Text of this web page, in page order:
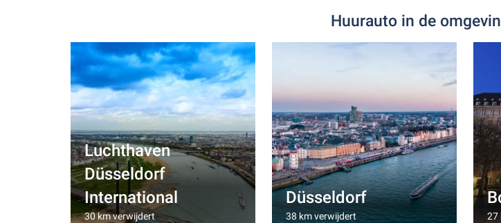
Huurauto in de
Luchthaven
Düsseldorf
International
30 km verwijdert
Düsseldorf
38 km verwijdert 27